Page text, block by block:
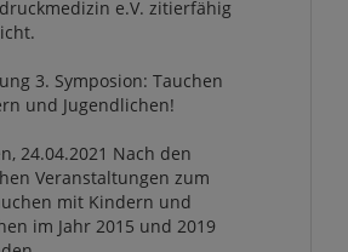
e.V. zitierfähig
3. Symposion: Tauchen
und Jugendlichen!
24.04.2021 Nach den
Veranstaltungen zum
mit Kindern und
im Jahr 2015 und 2019